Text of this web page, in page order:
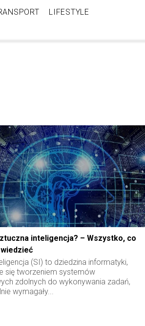
LIFESTYLE
inteligencja? – Wszystko, co
(SI) to dziedzina informatyki,
się tworzeniem systemów
zdolnych do wykonywania zadań,
wymagały...